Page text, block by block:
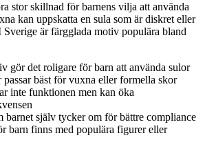
stor skillnad för barnens vilja att använda
kan uppskatta en sula som är diskret eller
Sverige är färgglada motiv populära bland
gör det roligare för barn att använda sulor
passar bäst för vuxna eller formella skor
inte funktionen men kan öka
barnet själv tycker om för bättre compliance
barn finns med populära figurer eller